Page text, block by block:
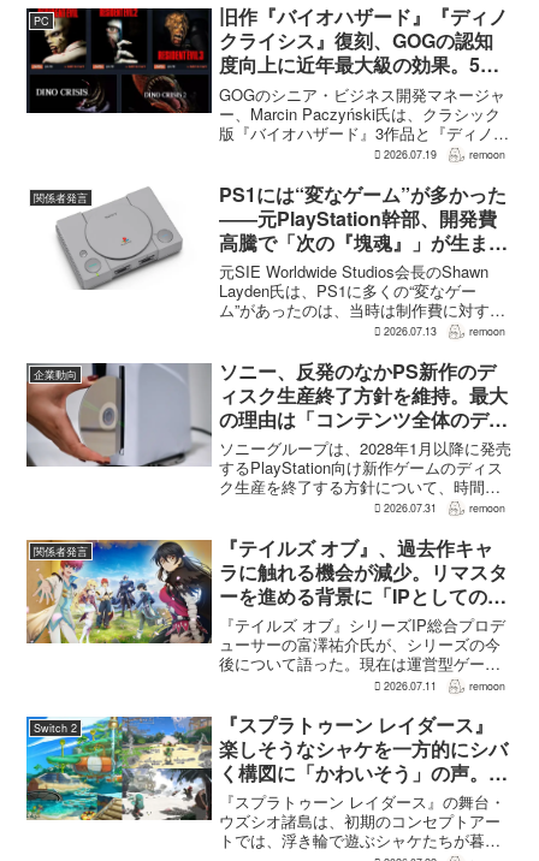
く無関係の作品『Undertale』について
語...
PC
旧作『バイオハザード』『ディノ
クライシス』復刻、GOGの認知
度向上に近年最大級の効果。5作
品は90％超の肯定的評価
GOGのシニア・ビジネス開発マネージャ
ー、Marcin Paczyński氏は、クラシック
版『バイオハザード』3作品と『ディノク
ライシス』2作品の復刻が、近年のGOG
上に認知度向上へ貢献したと語った。現
在...
2026.07.19 remoon
関係者発言
PS1には“変なゲーム”が多かった
――元PlayStation幹部、開発費
高騰で「次の『塊魂』」が生まれ
にくいと指摘
元SIE Worldwide Studios会長のShawn
Layden氏は、PS1に多くの“変なゲー
ム”があったのは、当時は制作費に対する
リスクを管理できたためだと振り返っ
で1本を作れるなら、...
2026.07.13 remoon
企業動向
ソニー、反発のなかPS新作のデ
ィスク生産終了方針を維持。最大
の理由は「コンテンツ全体のデジ
タル化」
ソニーグループは、2028年1月以降に発売
するPlayStation向け新作ゲームのディス
ク生産を終了する方針について、時間を
かけて慎重に検討した末に出した結論だ
2026年度第1四半期決算説明会の質疑応...
2026.07.31 remoon
関係者発言
『テイルズ オブ』、過去作キャ
ラに触れる機会が減少。リマスタ
ーを進める背景に「IPとしての幹
の太さ」が先細る危機感
『テイルズ オブ』シリーズIP総合プロデ
ューサーの富澤祐介氏が、シリーズの今
後について語った。現在は運営型ゲーム
を展開していないため、過去作のキャラ
「ひとつの課題」と捉えているという。
そうした中で、まずは...
2026.07.11 remoon
Switch 2
『スプラトゥーン レイダース』
楽しそうなシャケを一方的にシバ
く構図に「かわいそう」の声。爽
やかな無人島を“やべぇ所”へ大幅
変更
『スプラトゥーン レイダース』の舞台・
ウズシオ諸島は、初期のコンセプトアー
トでは、浮き輪で遊ぶシャケたちが暮ら